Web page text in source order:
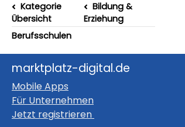
Kategorie
Übersicht
Bildung &
Erziehung
Berufsschulen
marktplatz-digital.de
Mobile Apps
Für Unternehmen
Jetzt registrieren